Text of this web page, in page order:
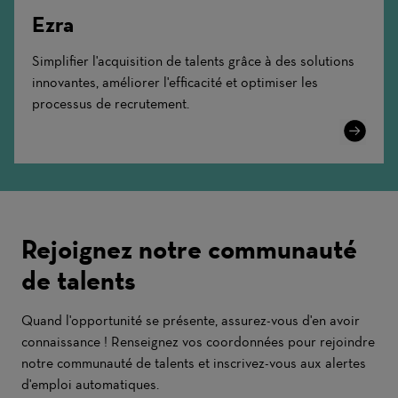
Ezra
Simplifier l'acquisition de talents grâce à des solutions
innovantes, améliorer l'efficacité et optimiser les
processus de recrutement.
Learn
Rejoignez notre communauté
de talents
Quand l'opportunité se présente, assurez-vous d'en avoir
connaissance ! Renseignez vos coordonnées pour rejoindre
notre communauté de talents et inscrivez-vous aux alertes
d'emploi automatiques.